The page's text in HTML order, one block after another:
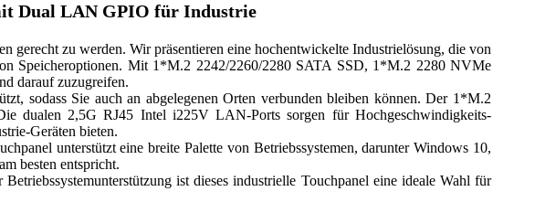
Dual LAN GPIO für Industrie
gerecht zu werden. Wir präsentieren eine hochentwickelte Industrielösung, die von
Speicheroptionen. Mit 1*M.2 2242/2260/2280 SATA SSD, 1*M.2 2280 NVMe
darauf zuzugreifen.
sodass Sie auch an abgelegenen Orten verbunden bleiben können. Der 1*M.2
dualen 2,5G RJ45 Intel i225V LAN-Ports sorgen für Hochgeschwindigkeits-
Geräten bieten.
unterstützt eine breite Palette von Betriebssystemen, darunter Windows 10,
besten entspricht.
ist dieses industrielle Touchpanel eine ideale Wahl für